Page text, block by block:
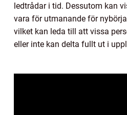
ledtrådar i tid. Dessutom kan
vara för utmanande för
vilket kan leda till att vissa
eller inte kan delta fullt ut i